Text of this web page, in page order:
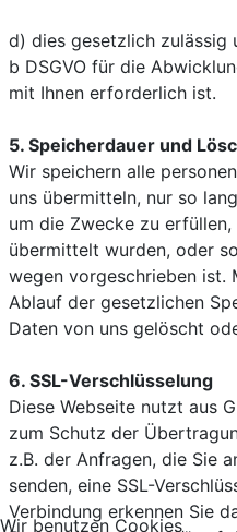
d) dies gesetzlich zulässig
b DSGVO für die
mit Ihnen erforderlich ist.
5. Speicherdauer und
Wir speichern alle
uns übermitteln, nur so
um die Zwecke zu
übermittelt wurden, oder
wegen vorgeschrieben
Ablauf der gesetzlichen
Daten von uns gelöscht
6. SSL-Verschlüsselung
Diese Webseite nutzt aus
zum Schutz der
z.B. der Anfragen, die Sie
senden, eine SSL-
Verbindung erkennen Sie
Wir benutzen Cookies